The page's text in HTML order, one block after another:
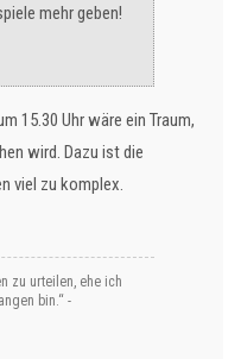
mehr geben!
15.30 Uhr wäre ein Traum,
wird. Dazu ist die
viel zu komplex.
zu urteilen, ehe ich
bin.“ -